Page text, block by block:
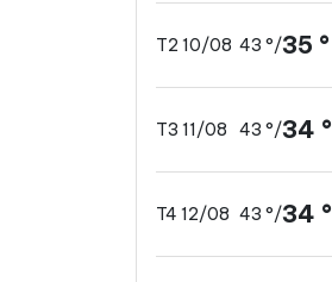
T2 10/08 43 °/35 °
T3 11/08 43 °/34 °
T4 12/08 43 °/34 °